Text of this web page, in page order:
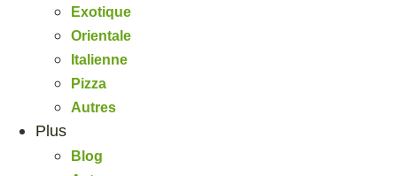
Exotique
Orientale
Italienne
Pizza
Autres
Plus
Blog